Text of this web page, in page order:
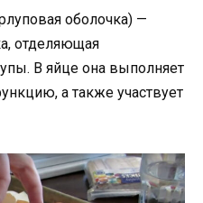
оболочка) —
отделяющая
В яйце она выполняет
а также участвует